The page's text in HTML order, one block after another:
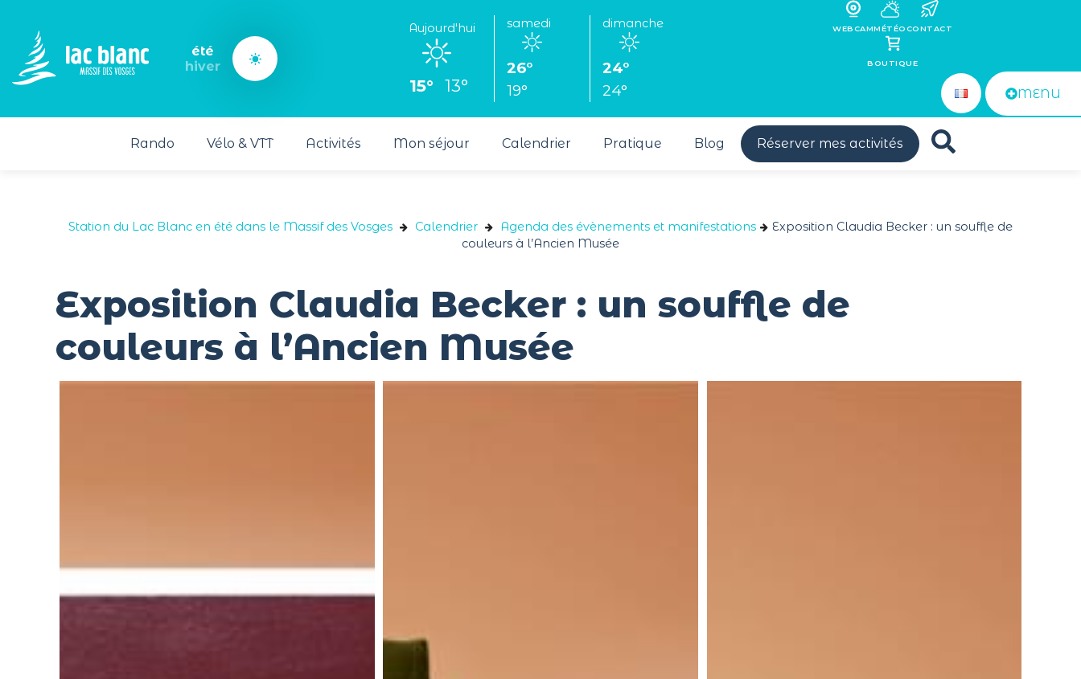
été
hiver
Aujourd'hui
15° 13°
samedi
26°
19°
dimanche
24°
24°
WEBCAMMÉTÉOCONTACT
BOUTIQUE
MENU
Rando Vélo & VTT Activités Mon séjour Calendrier Pratique Blog Réserver mes activités
Station du Lac Blanc en été dans le Massif des Vosges Calendrier Agenda des évènements et manifestations
Exposition Claudia Becker : un souffle de
couleurs à l’Ancien Musée
Exposition Claudia Becker : un souffle de
couleurs à l’Ancien Musée